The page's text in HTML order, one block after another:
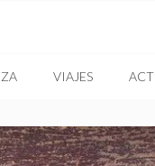
VIAJES